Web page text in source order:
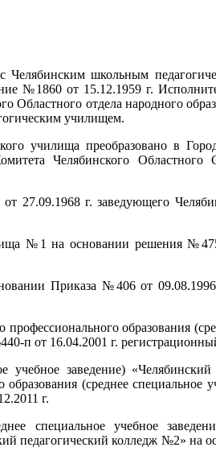
Челябинским школьным
№1860 от 15.12.1959 г.
Областного отдела народного
училищем.
училища преобразовано в
Челябинского Областного
27.09.1968 г. заведующего
№1 на основании решения
Приказа №406 от
образования
п от 16.04.2001 г.
учебное заведение) «Челябинский
(среднее специальное
г.
специальное учебное
педагогический колледж №2» на